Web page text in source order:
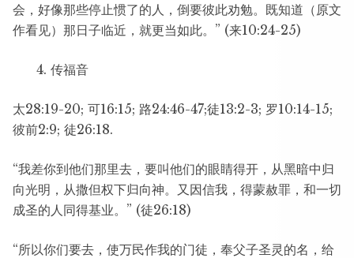
会，好像那些停止惯了的人，倒要彼此劝勉。既知道（原文
作看见）那日子临近，就更当如此。” (来10:24-25)
传福音
太28:19-20; 可16:15; 路24:46-47;徒13:2-3; 罗10:14-15;
彼前2:9; 徒26:18.
“我差你到他们那里去，要叫他们的眼睛得开，从黑暗中归
向光明，从撒但权下归向神。又因信我，得蒙赦罪，和一切
成圣的人同得基业。” (徒26:18)
“所以你们要去，使万民作我的门徒，奉父子圣灵的名，给